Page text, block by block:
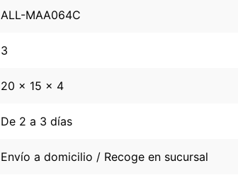
ALL-MAA064C
3
20 x 15 x 4
De 2 a 3 días
Envío a domicilio / Recoge en sucursal